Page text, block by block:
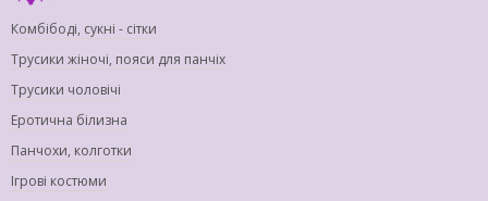
Комбібоді, сукні - сітки
Трусики жіночі, пояси для панчіх
Трусики чоловічі
Еротична білизна
Панчохи, колготки
Ігрові костюми